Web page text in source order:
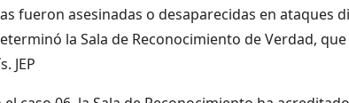
fueron asesinadas o desaparecidas en ataques
la Sala de Reconocimiento de Verdad,
JEP